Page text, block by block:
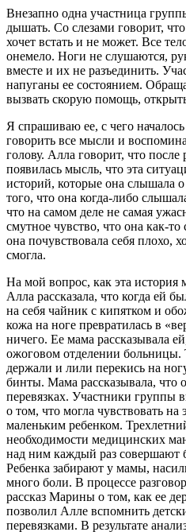
Внезапно одна участница
дышать. Со слезами говорит,
хочет встать и не может. Все
онемело. Ноги не слушаются,
вместе и их не разъединить.
напуганы ее состоянием.
вызвать скорую помощь,
Я спрашиваю ее, с чего
говорить все мысли и
голову. Алла говорит, что
появилась мысль, что эта
историй, которые она слышала
того, что она когда-либо
что на самом деле не самая
смутное чувство, что она как-то
она почувствовала себя плохо,
смогла.
На мой вопрос, как эта история
Алла рассказала, что когда ей
на себя чайник с кипятком и
кожа на ноге превратилась в
ничего. Ее мама рассказывала
ожоговом отделении больницы.
держали и лили перекись на
бинты. Мама рассказывала, что
перевязках. Участники группы
о том, что могла чувствовать на
маленьким ребенком.
необходимости медицинских
над ним каждый раз совершают
Ребенка забирают у мамы,
много боли. В процессе
рассказ Марины о том, как ее
позволил Алле вспомнить
перевязками. В результате